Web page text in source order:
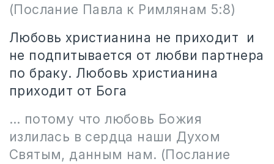
(Послание Павла к Римлянам 5:8)
Любовь христианина не приходит
и
не подпитывается от любви партнера
по браку. Любовь христианина
приходит от Бога
… потому что любовь Божия
излилась в сердца наши Духом
Святым, данным нам. (Послание